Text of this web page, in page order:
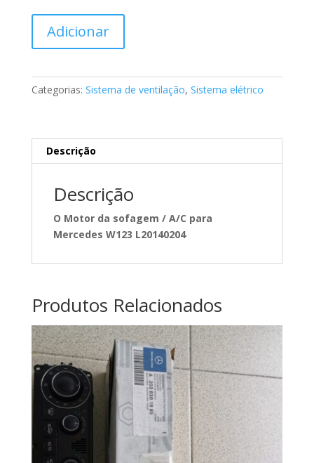
Motor
de
Adicionar
Categorias: Sistema de ventilação, Sistema elétrico
Descrição
Descrição
O Motor da sofagem / A/C para
Mercedes W123 L20140204
Produtos Relacionados